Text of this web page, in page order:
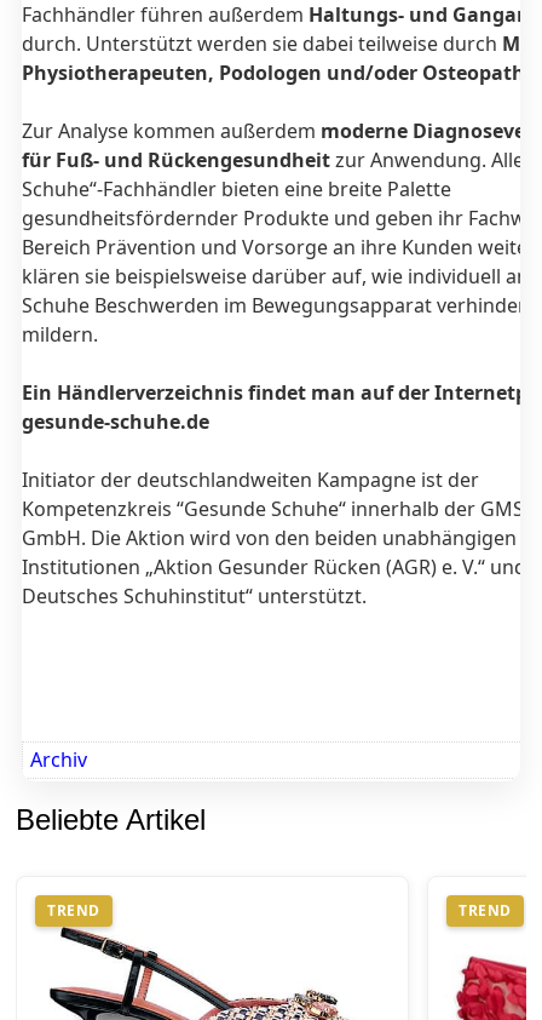
Fachhändler führen außerdem Haltungs- und
durch. Unterstützt werden sie dabei teilweise durch
Physiotherapeuten, Podologen und/oder
Zur Analyse kommen außerdem moderne
für Fuß- und Rückengesundheitzur Anwendung. Alle
Schuhe“-Fachhändler bieten eine breite Palette
gesundheitsfördernder Produkte und geben ihr
Bereich Prävention und Vorsorge an ihre Kunden weiter.
klären sie beispielsweise darüber auf, wie individuell
Schuhe Beschwerden im Bewegungsapparat verhindern
mildern.
Ein Händlerverzeichnis findet man auf der
gesunde-schuhe.de
Initiator der deutschlandweiten Kampagne ist der
Kompetenzkreis “Gesunde Schuhe“ innerhalb der GMS
GmbH. Die Aktion wird von den beiden unabhängigen
Institutionen „Aktion Gesunder Rücken (AGR) e. V.“ und
Deutsches Schuhinstitut“ unterstützt.
Archiv
Beliebte Artikel
TREND TREND